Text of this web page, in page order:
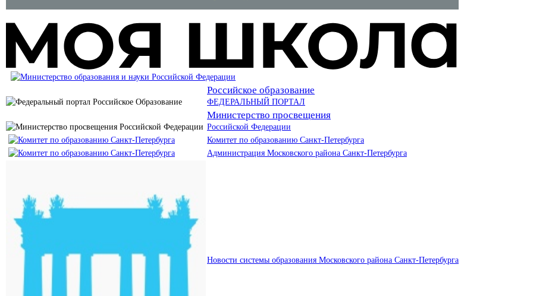
Российское образование
ФЕДЕРАЛЬНЫЙ ПОРТАЛ
Министерство просвещения
Российской Федерации
Комитет по образованию Санкт-Петербурга
Администрация Московского района Санкт-Петербурга
Новости системы образования Московского района Санкт-Петербурга